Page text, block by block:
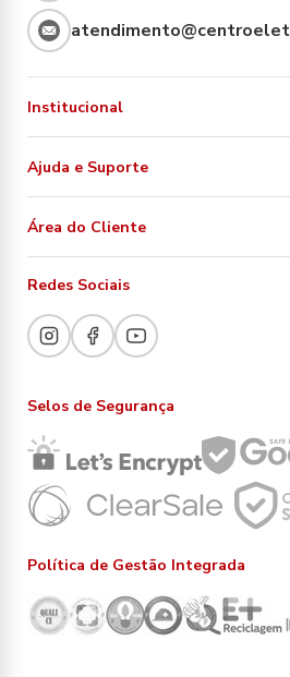
Institucional
Ajuda e Suporte
Área do Cliente
Redes Sociais
Selos de Segurança
Política de Gestão Integrada